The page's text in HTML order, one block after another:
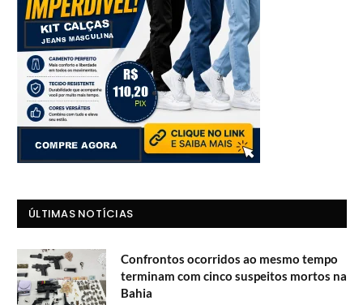
ÚLTIMAS NOTÍCIAS
Confrontos ocorridos ao mesmo tempo
terminam com cinco suspeitos mortos na
Bahia